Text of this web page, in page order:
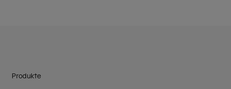
Produkte